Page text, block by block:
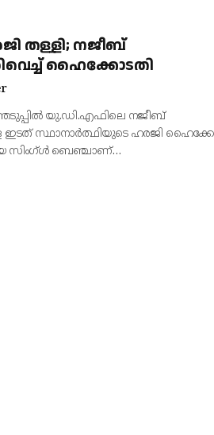
തള്ളി; നജീബ്
ഹൈക്കോടതി
യു.ഡി.എഫിലെ നജീബ്
ഇടത് സ്ഥാനാർത്ഥിയുടെ ഹരജി
സിംഗ്ൾ ബെഞ്ചാണ്…